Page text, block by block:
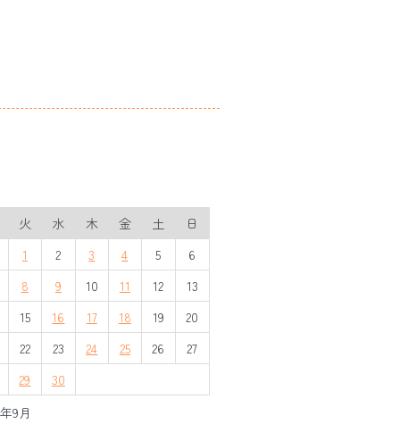
9月
火 水 木 金 土
日
1
2 3 4 5
6
8 9 10 11 12
13
15 16 17 18 19
20
22 23 24 25 26
27
29 30